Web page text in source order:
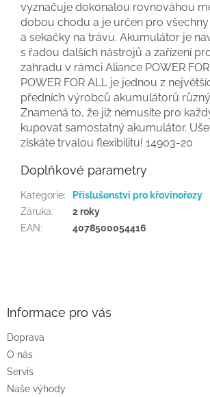
vyznačuje dokonalou rovnováhou
dobou chodu a je určen pro
a sekačky na trávu. Akumulátor je
s řadou dalších nástrojů a zařízení
zahradu v rámci Aliance POWER
POWER FOR ALL je jednou z
předních výrobců akumulátorů
Znamená to, že již nemusíte pro
kupovat samostatný akumulátor.
získáte trvalou flexibilitu! 14903-20
Doplňkové parametry
Kategorie:
Příslušenství pro křovinořezy
Záruka:
2 roky
EAN: 4078500054416
Informace pro vás
Doprava
O nás
Servis
Naše výhody